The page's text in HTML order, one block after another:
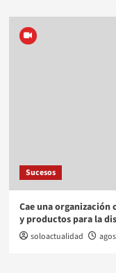
Sucesos
Cae una
y productos para la
soloactualidad